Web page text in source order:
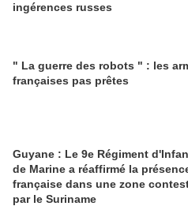
ingérences russes
" La guerre des robots " : les
françaises pas prêtes
Guyane : Le 9e Régiment
de Marine a réaffirmé la
française dans une zone
par le Suriname